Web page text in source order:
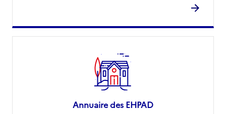
Annuaire des EHPAD